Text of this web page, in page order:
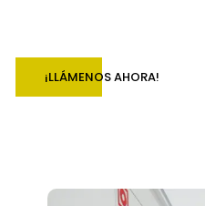
¡LLÁMENOS AHORA!